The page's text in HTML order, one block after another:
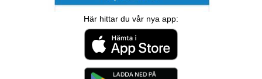
Här hittar du vår nya app: